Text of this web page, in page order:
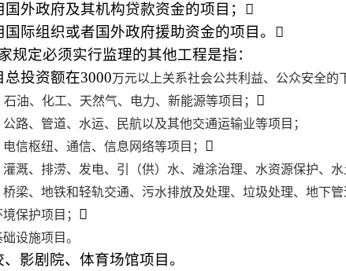
政府及其机构贷款资金的项目； 
组织或者国外政府援助资金的项目。 
规定必须实行监理的其他工程是指：
投资额在3000万元以上关系社会公共利益、公众安全的
石油、化工、天然气、电力、新能源等项目； 
路、管道、水运、民航以及其他交通运输业等项目；
信枢纽、通信、信息网络等项目； 
灌溉、排涝、发电、引（供）水、滩涂治理、水资源保护、水
桥梁、地铁和轻轨交通、污水排放及处理、垃圾处理、地下
保护项目； 
设施项目。
、影剧院、体育场馆项目。